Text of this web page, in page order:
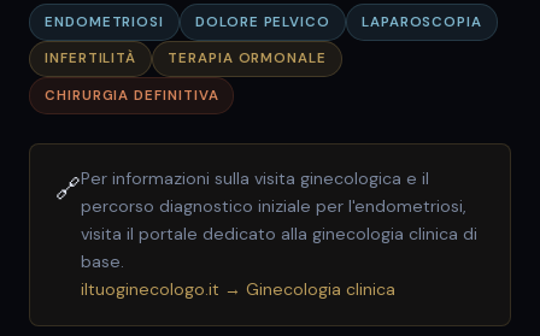
ENDOMETRIOSI DOLORE PELVICO LAPAROSCOPIA
INFERTILITÀ TERAPIA ORMONALE
CHIRURGIA DEFINITIVA
🔗Per informazioni sulla visita ginecologica e il
percorso diagnostico iniziale per l'endometriosi,
visita il portale dedicato alla ginecologia clinica di
base.
iltuoginecologo.it → Ginecologia clinica